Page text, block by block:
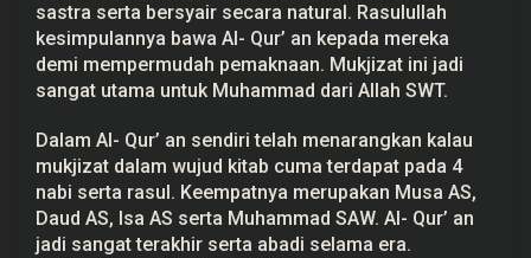
sastra serta bersyair secara natural. Rasulullah
kesimpulannya bawa Al- Qur’ an kepada mereka
demi mempermudah pemaknaan. Mukjizat ini jadi
sangat utama untuk Muhammad dari Allah SWT.
Dalam Al- Qur’ an sendiri telah menarangkan kalau
mukjizat dalam wujud kitab cuma terdapat pada 4
nabi serta rasul. Keempatnya merupakan Musa AS,
Daud AS, Isa AS serta Muhammad SAW. Al- Qur’ an
jadi sangat terakhir serta abadi selama era.